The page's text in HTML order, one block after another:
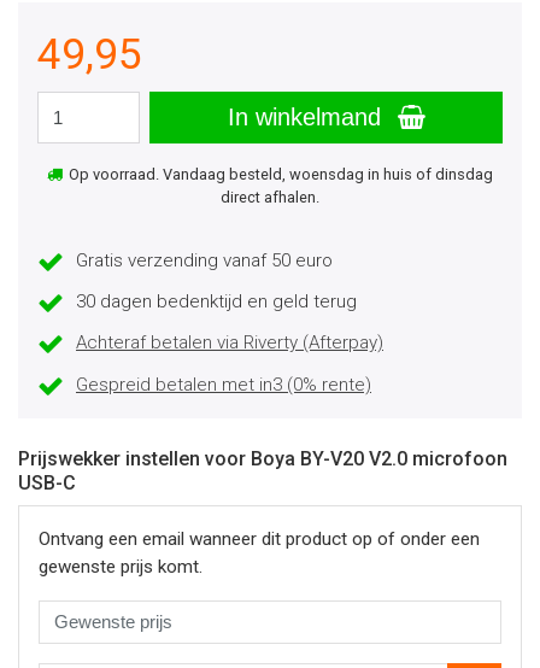
49,95
In winkelmand
Op voorraad. Vandaag besteld, woensdag in huis of dinsdag
direct afhalen.
Gratis verzending vanaf 50 euro
30 dagen bedenktijd en geld terug
Achteraf betalen via Riverty (Afterpay)
Gespreid betalen met in3 (0% rente)
Prijswekker instellen voor Boya BY-V20 V2.0 microfoon
USB-C
Ontvang een email wanneer dit product op of onder een
gewenste prijs komt.